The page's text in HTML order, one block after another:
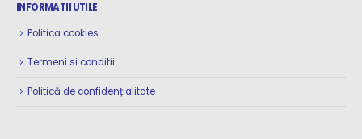
INFORMATII UTILE
Politica cookies
Termeni si conditii
Politică de confidențialitate